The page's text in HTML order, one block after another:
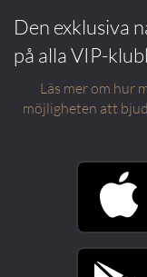
Den exklusiva
på alla VIP-
Läs mer om hur
möjligheten att